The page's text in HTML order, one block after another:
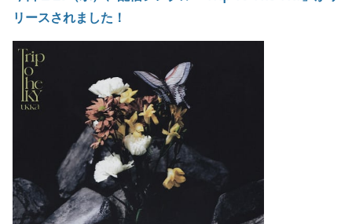
リースされました！